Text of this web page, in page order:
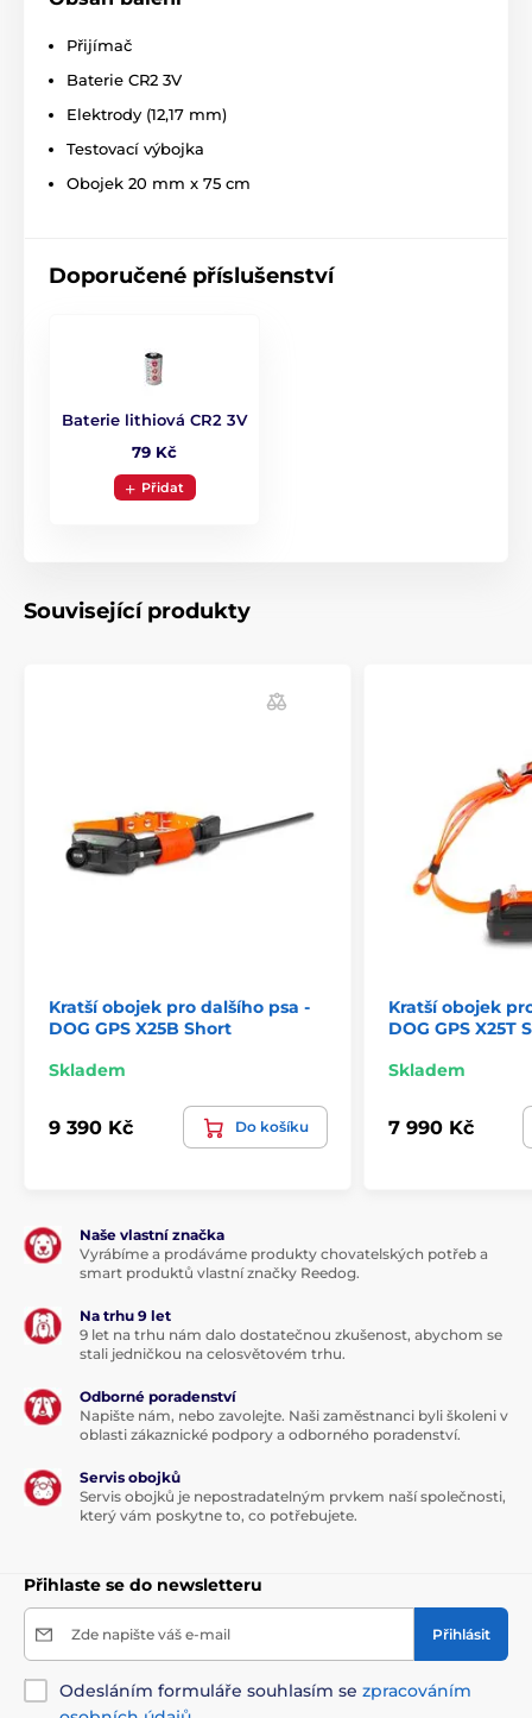
Přijímač
Baterie CR2 3V
Elektrody (12,17 mm)
Testovací výbojka
Obojek 20 mm x 75 cm
Doporučené příslušenství
Baterie lithiová CR2 3V
79 Kč
Přidat
Související produkty
Kratší obojek pro dalšího psa -
DOG GPS X25B Short
Skladem
9 390 Kč Do košíku
Kratší obojek
DOG GPS X25T
Skladem
7 990 Kč
Naše vlastní značka
Vyrábíme a prodáváme produkty chovatelských potřeb a
smart produktů vlastní značky Reedog.
Na trhu 9 let
9 let na trhu nám dalo dostatečnou zkušenost, abychom se
stali jedničkou na celosvětovém trhu.
Odborné poradenství
Napište nám, nebo zavolejte. Naši zaměstnanci byli školeni v
oblasti zákaznické podpory a odborného poradenství.
Servis obojků
Servis obojků je nepostradatelným prvkem naší společnosti,
který vám poskytne to, co potřebujete.
Přihlaste se do newsletteru
Zde napište váš e-mail Přihlásit
Odesláním formuláře souhlasím se zpracováním